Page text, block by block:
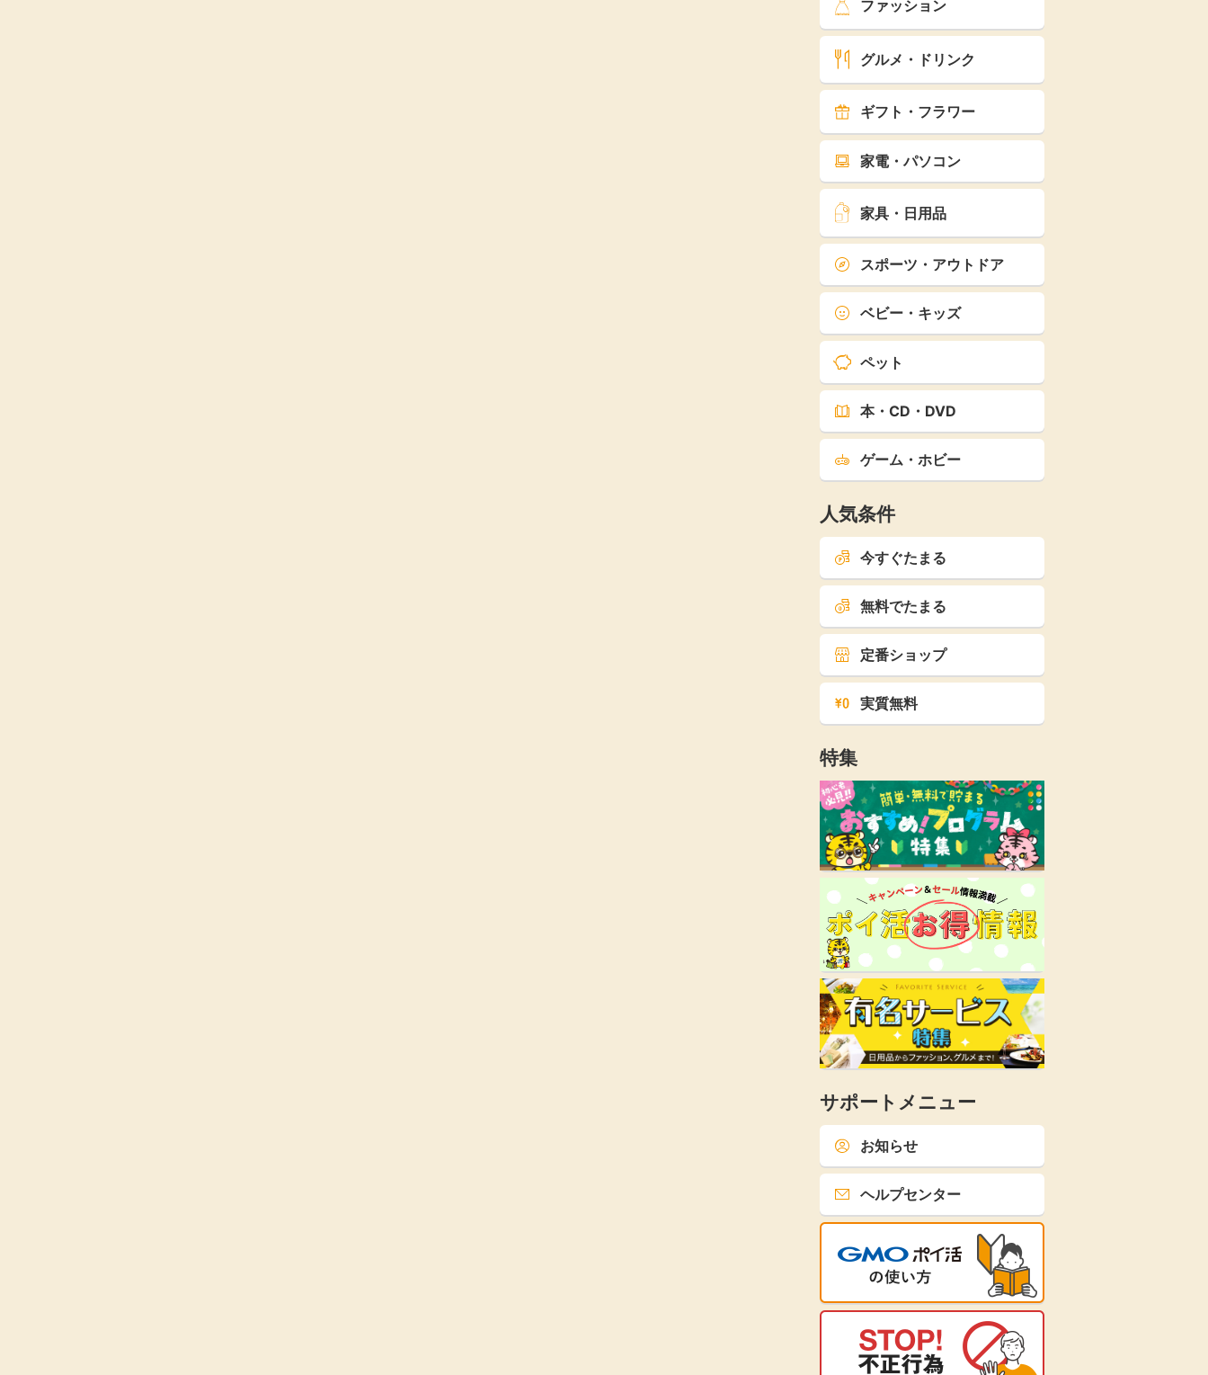
ファッション
グルメ・ドリンク
ギフト・フラワー
家電・パソコン
家具・日用品
スポーツ・アウトドア
ベビー・キッズ
ペット
本・CD・DVD
ゲーム・ホビー
人気条件
今すぐたまる
無料でたまる
定番ショップ
実質無料
特集
サポートメニュー
お知らせ
ヘルプセンター